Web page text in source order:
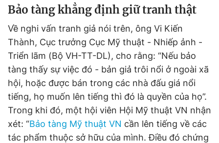
Bảo tàng khẳng định giữ tranh thật
Về nghi vấn tranh giả nói trên, ông Vi Kiến
Thành, Cục trưởng Cục Mỹ thuật - Nhiếp ảnh -
Triển lãm (Bộ VH-TT-DL), cho rằng: “Nếu bảo
tàng thấy sự việc đó - bản giả trôi nổi ở ngoài xã
hội, hoặc được bán trong các nhà đấu giá nổi
tiếng, họ muốn lên tiếng thì đó là quyền của họ”.
Trong khi đó, một hội viên Hội Mỹ thuật VN nhận
xét: “Bảo tàng Mỹ thuật VN cần lên tiếng về các
tác phẩm thuộc sở hữu của mình. Điều đó chứng